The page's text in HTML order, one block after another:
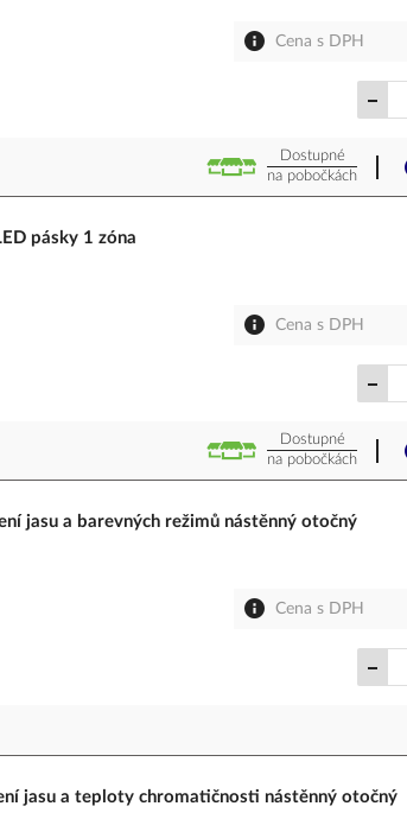
Cena s DPH
Dostupné
na pobočkách
pásky 1 zóna
Cena s DPH
Dostupné
na pobočkách
jasu a barevných režimů nástěnný otočný
Cena s DPH
jasu a teploty chromatičnosti nástěnný otočný